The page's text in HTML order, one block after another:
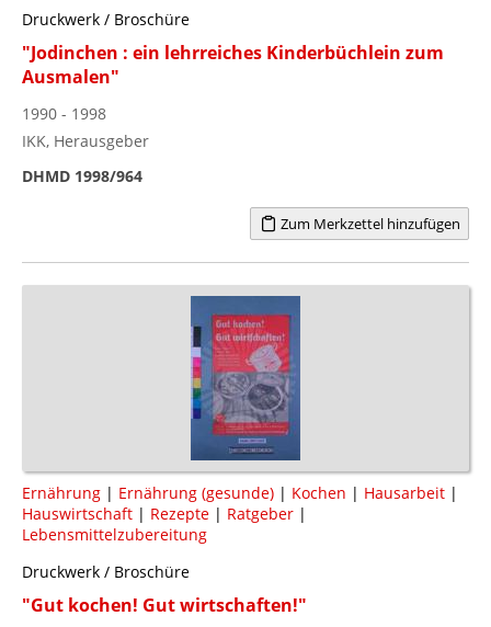
Druckwerk / Broschüre
"Jodinchen : ein lehrreiches Kinderbüchlein zum
Ausmalen"
1990 - 1998
IKK, Herausgeber
DHMD 1998/964
Zum Merkzettel hinzufügen
Ernährung | Ernährung (gesunde) | Kochen | Hausarbeit |
Hauswirtschaft | Rezepte | Ratgeber |
Lebensmittelzubereitung
Druckwerk / Broschüre
"Gut kochen! Gut wirtschaften!"